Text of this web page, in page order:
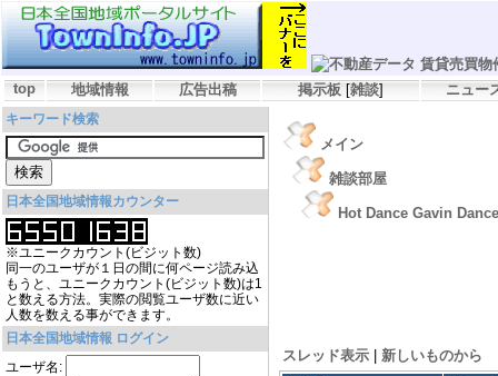
top 地域情報 広告出稿 掲示板 [雑談] ニュー
キーワード検索
日本全国地域情報カウンター
※ユニークカウント(ビジット数)
同一のユーザが１日の間に何ページ読み込
もうと、ユニークカウント(ビジット数)は1
と数える方法。実際の閲覧ユーザ数に近い
人数を数える事ができます。
日本全国地域情報 ログイン
ユーザ名:
メイン
雑談部屋
Hot Dance Gavin
スレッド表示
新しいものから